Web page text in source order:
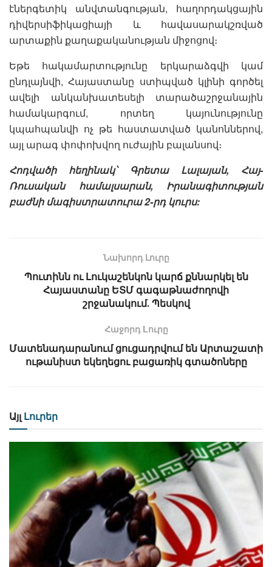
էներգետիկ անվտանգության, հաղորդակցային
դիվերսիֆիկացիայի և հավասարակշռված
արտաքին քաղաքականության միջոցով։
Եթե հակամարտությունը երկարաձգվի կամ
ընդլայնվի, Հայաստանը ստիպված կլինի գործել
ավելի անկանխատեսելի տարածաշրջանային
համակարգում, որտեղ կայունությունը
կպահպանվի ոչ թե հաստատված կանոններով,
այլ արագ փոփոխվող ուժային բալանսով։
Հոդվածի հեղինակ՝ Գրետա Լալայան, Հայ-
Ռուսական համալսարան, Իրանագիտության
բաժնի մագիստրատուրա 2-րդ կուրս:
Նախորդ Լուրը
Պուտինն ու Լուկաշենկոն կարճ քննարկել են
Հայաստանը ԵՏՄ գագաթնաժողովի
շրջանակում․ Պեսկով
Հաջորդ Lուրը
Մատենադարանում ցուցադրվում են Արտաշատի
ութանիստ եկեղեցու բացառիկ գտածոները
Այլ Լուրեր